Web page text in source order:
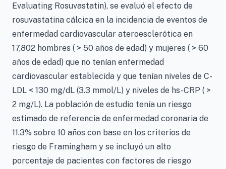
Evaluating Rosuvastatin), se evaluó el efecto de
rosuvastatina cálcica en la incidencia de eventos de
enfermedad cardiovascular ateroesclerótica en
17,802 hombres ( > 50 años de edad) y mujeres ( > 60
años de edad) que no tenían enfermedad
cardiovascular establecida y que tenían niveles de C-
LDL < 130 mg/dL (3.3 mmol/L) y niveles de hs-CRP ( >
2 mg/L). La población de estudio tenía un riesgo
estimado de referencia de enfermedad coronaria de
11.3% sobre 10 años con base en los criterios de
riesgo de Framingham y se incluyó un alto
porcentaje de pacientes con factores de riesgo